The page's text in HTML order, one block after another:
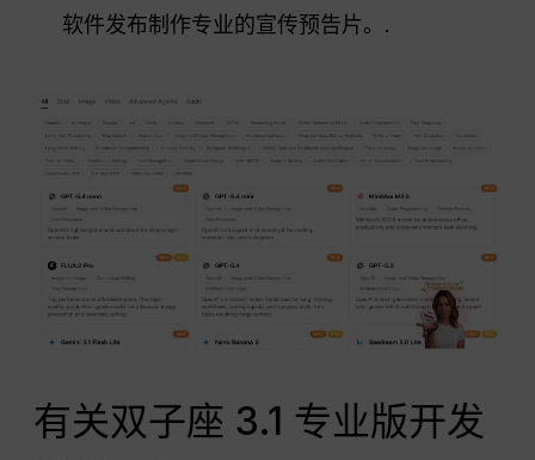
软件发布制作专业的宣传预告片。.
有关双子座 3.1 专业版开发